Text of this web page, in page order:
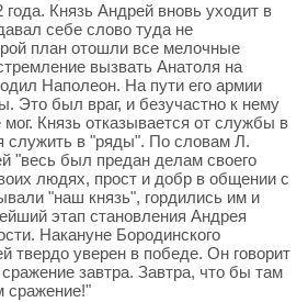
Князь Андрей вновь уходит в
себе слово туда не
план отошли все мелочные
вызвать Анатоля на
Наполеон. На пути его армии
Это был враг, и безучастно к нему
Князь отказывается от службы в
служить в "ряды". По словам Л.
"весь был предан делам своего
людях, прост и добр в общении с
"наш князь", гордились им и
этап становления Андрея
Накануне Бородинского
твердо уверен в победе. Он говорит
завтра. Завтра, что бы там
сражение!"